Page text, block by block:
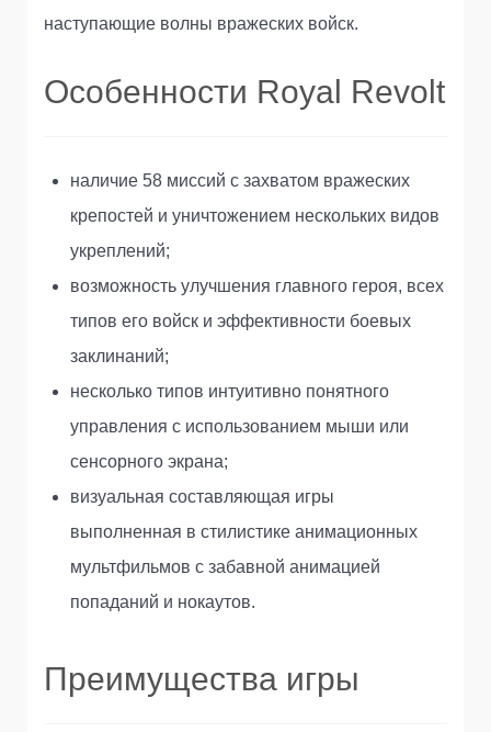
наступающие волны вражеских войск.
Особенности Royal Revolt
наличие 58 миссий с захватом вражеских
крепостей и уничтожением нескольких видов
укреплений;
возможность улучшения главного героя, всех
типов его войск и эффективности боевых
заклинаний;
несколько типов интуитивно понятного
управления с использованием мыши или
сенсорного экрана;
визуальная составляющая игры
выполненная в стилистике анимационных
мультфильмов с забавной анимацией
попаданий и нокаутов.
Преимущества игры